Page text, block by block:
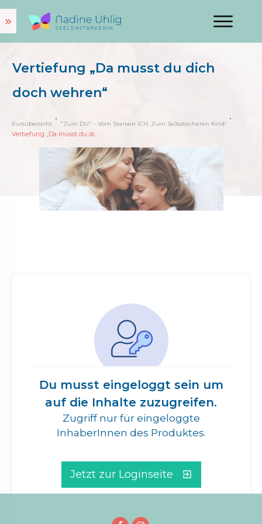
Vertiefung „Da musst du dich
doch wehren“
Kursübersicht "Zum DU" - Vom Starken ICH, Zum Selbstsicheren Kind!
Du musst eingeloggt sein um
auf die Inhalte zuzugreifen.
Zugriff nur für eingeloggte
InhaberInnen des Produktes.
Jetzt zur Loginseite